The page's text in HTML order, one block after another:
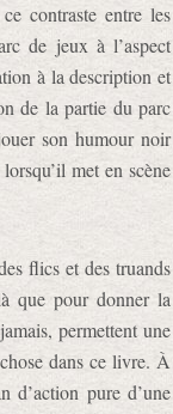
contraste entre les
de jeux à l’aspect
à la description et
de la partie du parc
son humour noir
met en scène
flics et des truands
que pour donner la
permettent une
dans ce livre. À
d’action pure d’une